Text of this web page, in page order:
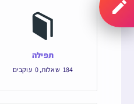
תפילה
184 שאלות,
0 עוקבים